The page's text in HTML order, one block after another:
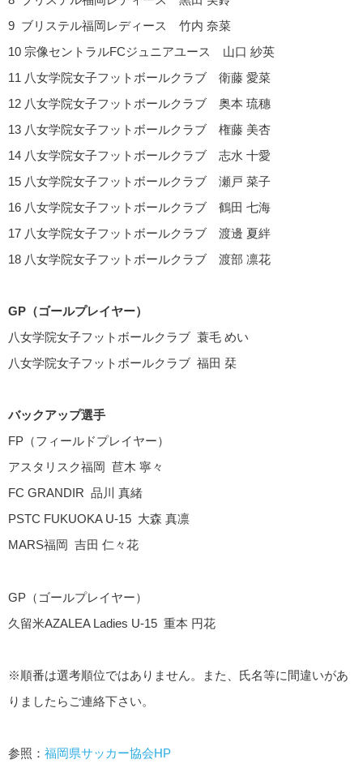
9 ブリステル福岡レディース 竹内 奈菜
10 宗像セントラルFCジュニアユース 山口 紗英
11 八女学院女子フットボールクラブ 衛藤 愛菜
12 八女学院女子フットボールクラブ 奥本 琉穗
13 八女学院女子フットボールクラブ 権藤 美杏
14 八女学院女子フットボールクラブ 志水 十愛
15 八女学院女子フットボールクラブ 瀬戸 菜子
16 八女学院女子フットボールクラブ 鶴田 七海
17 八女学院女子フットボールクラブ 渡邊 夏絆
18 八女学院女子フットボールクラブ 渡部 凛花
GP（ゴールプレイヤー）
八女学院女子フットボールクラブ 蓑毛 めい
八女学院女子フットボールクラブ 福田 栞
バックアップ選手
FP（フィールドプレイヤー）
アスタリスク福岡 苣木 寧々
FC GRANDIR 品川 真緒
PSTC FUKUOKA U-15 大森 真凛
MARS福岡 吉田 仁々花
GP（ゴールプレイヤー）
久留米AZALEA Ladies U-15 重本 円花
※順番は選考順位ではありません。また、氏名等に間違いがあ
りましたらご連絡下さい。
参照： 福岡県サッカー協会HP